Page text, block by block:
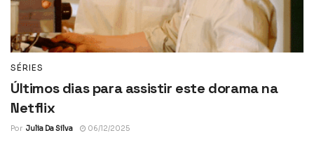
SÉRIES
Últimos dias para assistir este dorama na
Netflix
Por Julia Da Silva 06/12/2025